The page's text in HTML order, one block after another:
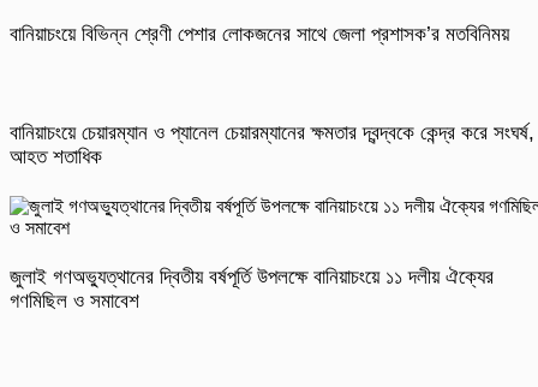
বানিয়াচংয়ে বিভিন্ন শ্রেণী পেশার লোকজনের সাথে জেলা প্রশাসক’র মতবিনিময়
বানিয়াচংয়ে চেয়ারম্যান ও প্যানেল চেয়ারম্যানের ক্ষমতার দ্বন্দ্বকে কেন্দ্র করে সংঘর্ষ,
আহত শতাধিক
জুলাই গণঅভ্যুত্থানের দ্বিতীয় বর্ষপূর্তি উপলক্ষে বানিয়াচংয়ে ১১ দলীয় ঐক্যের
গণমিছিল ও সমাবেশ